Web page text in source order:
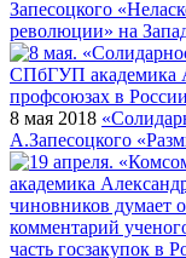
Запесоцкого
революции» на
8 мая 2018
А.Запесоцкого